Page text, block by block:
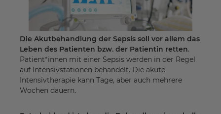
Die Akutbehandlung der Sepsis soll vor allem das
Leben des Patienten bzw. der Patientin retten.
Patient*innen mit einer Sepsis werden in der Regel
auf Intensivstationen behandelt. Die akute
Intensivtherapie kann Tage, aber auch mehrere
Wochen dauern.